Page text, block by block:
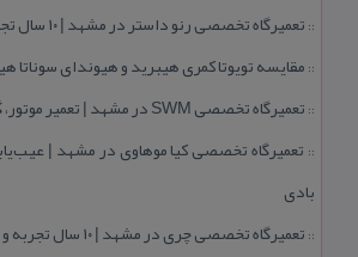
:: تعمیرگاه تخصصی رنو داستر در مشهد | ۱۰ سال تجربه و امداد خودرو
:: مقایسه تویوتا كمری هیبرید و هیوندای سوناتا
:: تعمیرگاه تخصصی SWM در مشهد | تعمیر موتور، گیربكس و عیب‌یابی برق
:: تعمیرگاه تخصصی كیا موهاوی در مشهد |
بادی
:: تعمیرگاه تخصصی چری در مشهد | ۱۰ سال تجربه و امداد خودرو